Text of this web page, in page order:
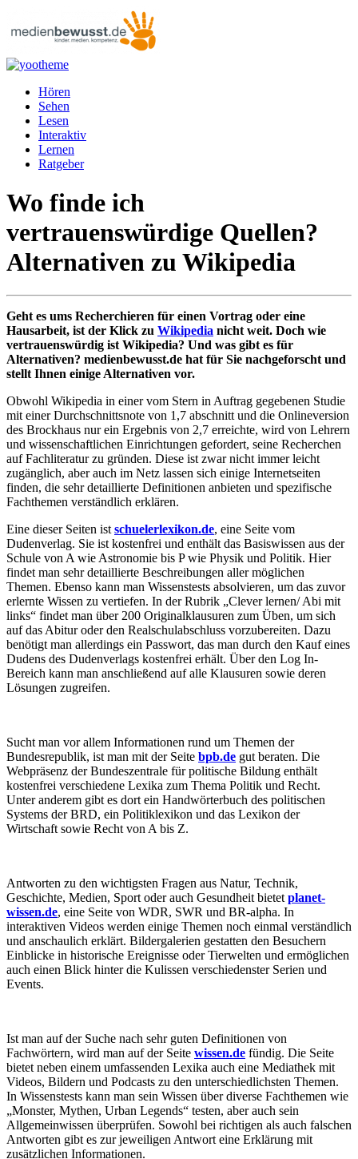
Hören
Sehen
Lesen
Interaktiv
Lernen
Ratgeber
Wo finde ich
vertrauenswürdige Quellen?
Alternativen zu Wikipedia
Geht es ums Recherchieren für einen Vortrag oder eine
Hausarbeit, ist der Klick zu Wikipedia nicht weit. Doch wie
vertrauenswürdig ist Wikipedia? Und was gibt es für
Alternativen? medienbewusst.de hat für Sie nachgeforscht und
stellt Ihnen einige Alternativen vor.
Obwohl Wikipedia in einer vom Stern in Auftrag gegebenen Studie
mit einer Durchschnittsnote von 1,7 abschnitt und die Onlineversion
des Brockhaus nur ein Ergebnis von 2,7 erreichte, wird von Lehrern
und wissenschaftlichen Einrichtungen gefordert, seine Recherchen
auf Fachliteratur zu gründen. Diese ist zwar nicht immer leicht
zugänglich, aber auch im Netz lassen sich einige Internetseiten
finden, die sehr detaillierte Definitionen anbieten und spezifische
Fachthemen verständlich erklären.
Eine dieser Seiten ist schuelerlexikon.de, eine Seite vom
Dudenverlag. Sie ist kostenfrei und enthält das Basiswissen aus der
Schule von A wie Astronomie bis P wie Physik und Politik. Hier
findet man sehr detaillierte Beschreibungen aller möglichen
Themen. Ebenso kann man Wissenstests absolvieren, um das zuvor
erlernte Wissen zu vertiefen. In der Rubrik „Clever lernen/ Abi mit
links“ findet man über 200 Originalklausuren zum Üben, um sich
auf das Abitur oder den Realschulabschluss vorzubereiten. Dazu
benötigt man allerdings ein Passwort, das man durch den Kauf eines
Dudens des Dudenverlags kostenfrei erhält. Über den Log In-
Bereich kann man anschließend auf alle Klausuren sowie deren
Lösungen zugreifen.
Sucht man vor allem Informationen rund um Themen der
Bundesrepublik, ist man mit der Seite bpb.de gut beraten. Die
Webpräsenz der Bundeszentrale für politische Bildung enthält
kostenfrei verschiedene Lexika zum Thema Politik und Recht.
Unter anderem gibt es dort ein Handwörterbuch des politischen
Systems der BRD, ein Politiklexikon und das Lexikon der
Wirtschaft sowie Recht von A bis Z.
Antworten zu den wichtigsten Fragen aus Natur, Technik,
Geschichte, Medien, Sport oder auch Gesundheit bietet planet-
wissen.de, eine Seite von WDR, SWR und BR-alpha. In
interaktiven Videos werden einige Themen noch einmal verständlich
und anschaulich erklärt. Bildergalerien gestatten den Besuchern
Einblicke in historische Ereignisse oder Tierwelten und ermöglichen
auch einen Blick hinter die Kulissen verschiedenster Serien und
Events.
Ist man auf der Suche nach sehr guten Definitionen von
Fachwörtern, wird man auf der Seite wissen.de fündig. Die Seite
bietet neben einem umfassenden Lexika auch eine Mediathek mit
Videos, Bildern und Podcasts zu den unterschiedlichsten Themen.
In Wissenstests kann man sein Wissen über diverse Fachthemen wie
„Monster, Mythen, Urban Legends“ testen, aber auch sein
Allgemeinwissen überprüfen. Sowohl bei richtigen als auch falschen
Antworten gibt es zur jeweiligen Antwort eine Erklärung mit
zusätzlichen Informationen.